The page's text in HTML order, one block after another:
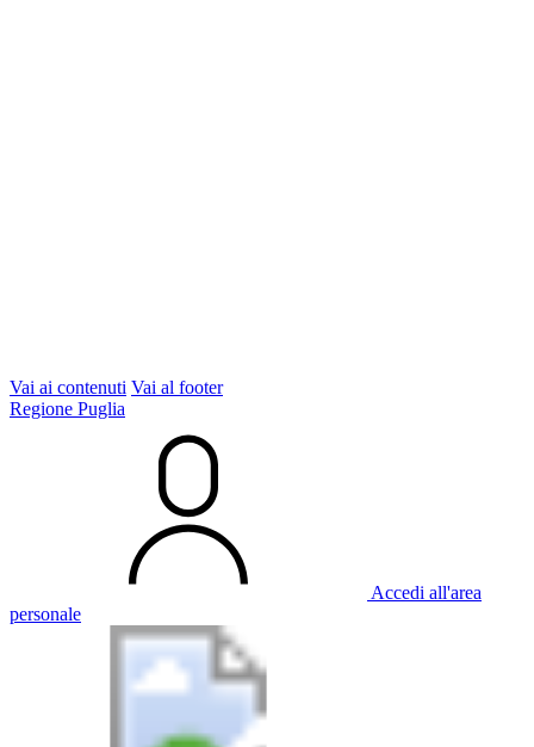
Vai ai contenuti Vai al footer
Regione Puglia
Accedi all'area
personale